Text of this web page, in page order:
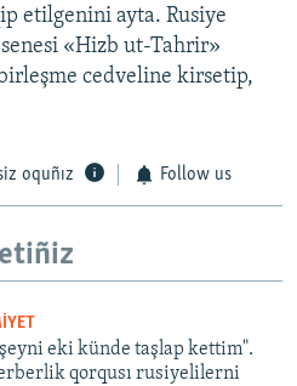
etilgenini ayta. Rusiye
«Hizb ut-Tahrir»
cedveline kirsetip,
oquñız Follow us
eki künde taşlap kettim".
qorqusı rusiyelilerni